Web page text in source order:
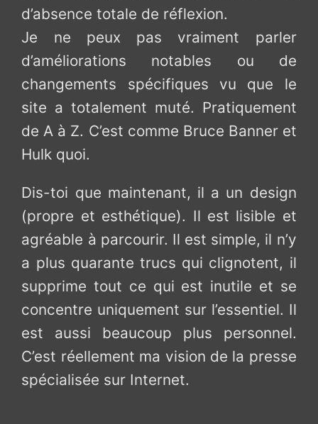
d’absence totale de réflexion.
Je ne peux pas vraiment parler
d’améliorations notables ou de
changements spécifiques vu que le
site a totalement muté. Pratiquement
de A à Z. C’est comme Bruce Banner et
Hulk quoi.
Dis-toi que maintenant, il a un design
(propre et esthétique). Il est lisible et
agréable à parcourir. Il est simple, il n’y
a plus quarante trucs qui clignotent, il
supprime tout ce qui est inutile et se
concentre uniquement sur l’essentiel. Il
est aussi beaucoup plus personnel.
C’est réellement ma vision de la presse
spécialisée sur Internet.